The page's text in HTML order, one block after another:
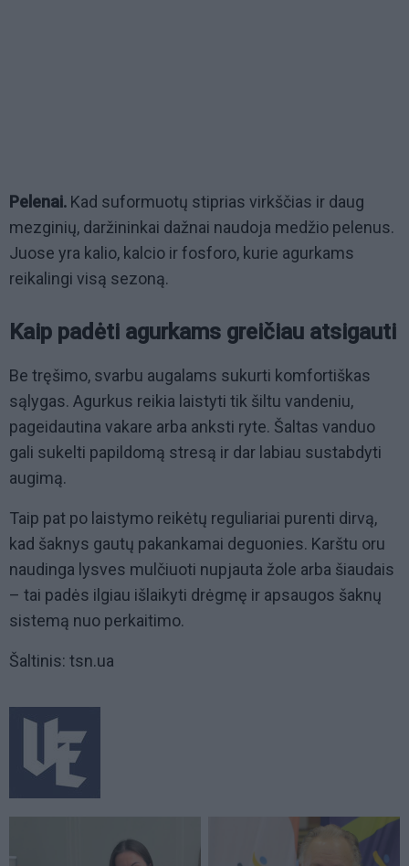
Pelenai. Kad suformuotų stiprias virkščias ir daug
mezginių, daržininkai dažnai naudoja medžio pelenus.
Juose yra kalio, kalcio ir fosforo, kurie agurkams
reikalingi visą sezoną.
Kaip padėti agurkams greičiau atsigauti
Be tręšimo, svarbu augalams sukurti komfortiškas
sąlygas. Agurkus reikia laistyti tik šiltu vandeniu,
pageidautina vakare arba anksti ryte. Šaltas vanduo
gali sukelti papildomą stresą ir dar labiau sustabdyti
augimą.
Taip pat po laistymo reikėtų reguliariai purenti dirvą,
kad šaknys gautų pakankamai deguonies. Karštu oru
naudinga lysves mulčiuoti nupjauta žole arba šiaudais
– tai padės ilgiau išlaikyti drėgmę ir apsaugos šaknų
sistemą nuo perkaitimo.
Šaltinis: tsn.ua